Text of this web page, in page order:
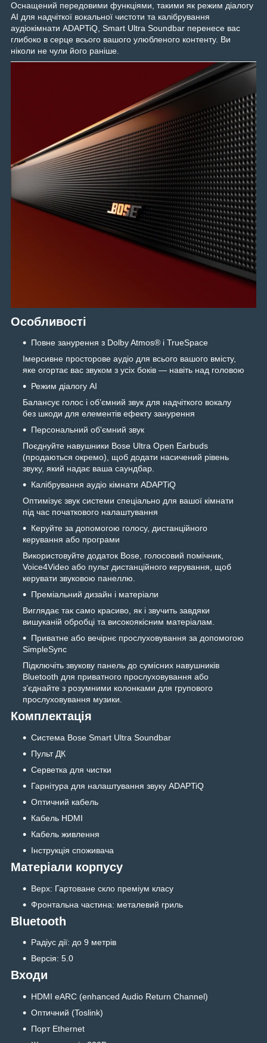
Оснащений передовими функціями, такими як режим діалогу
AI для надчіткої вокальної чистоти та калібрування
аудіокімнати ADAPTiQ, Smart Ultra Soundbar перенесе вас
глибоко в серце всього вашого улюбленого контенту. Ви
ніколи не чули його раніше.
Особливості
Повне занурення з Dolby Atmos® і TrueSpace
Імерсивне просторове аудіо для всього вашого вмісту,
яке огортає вас звуком з усіх боків — навіть над головою
Режим діалогу AI
Балансує голос і об’ємний звук для надчіткого вокалу
без шкоди для елементів ефекту занурення
Персональний об'ємний звук
Поєднуйте навушники Bose Ultra Open Earbuds
(продаються окремо), щоб додати насичений рівень
звуку, який надає ваша саундбар.
Калібрування аудіо кімнати ADAPTiQ
Оптимізує звук системи спеціально для вашої кімнати
під час початкового налаштування
Керуйте за допомогою голосу, дистанційного
керування або програми
Використовуйте додаток Bose, голосовий помічник,
Voice4Video або пульт дистанційного керування, щоб
керувати звуковою панеллю.
Преміальний дизайн і матеріали
Виглядає так само красиво, як і звучить завдяки
вишуканій обробці та високоякісним матеріалам.
Приватне або вечірнє прослуховування за допомогою
SimpleSync
Підключіть звукову панель до сумісних навушників
Bluetooth для приватного прослуховування або
з’єднайте з розумними колонками для групового
прослуховування музики.
Комплектація
Система Bose Smart Ultra Soundbar
Пульт ДК
Серветка для чистки
Гарнітура для налаштування звуку ADAPTiQ
Оптичний кабель
Кабель HDMI
Кабель живлення
Інструкція споживача
Матеріали корпусу
Верх: Гартоване скло преміум класу
Фронтальна частина: металевий гриль
Bluetooth
Радіус дії: до 9 метрів
Версія: 5.0
Входи
HDMI eARC (enhanced Audio Return Channel)
Оптичний (Toslink)
Порт Ethernet